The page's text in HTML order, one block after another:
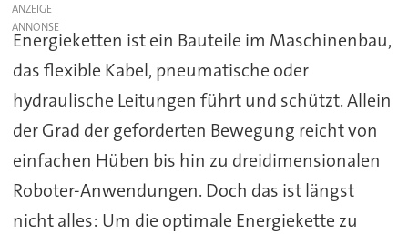
ANZEIGE
Energieketten ist ein Bauteile im Maschinenbau,
das flexible Kabel, pneumatische oder
hydraulische Leitungen führt und schützt. Allein
der Grad der geforderten Bewegung reicht von
einfachen Hüben bis hin zu dreidimensionalen
Roboter-Anwendungen. Doch das ist längst
nicht alles: Um die optimale Energiekette zu